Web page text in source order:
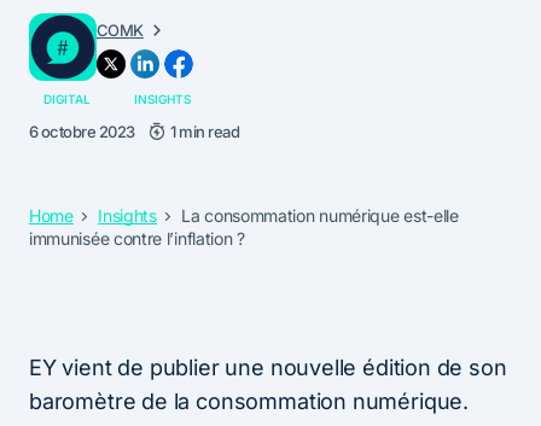
COMK
DIGITAL INSIGHTS
6 octobre 2023 1 min read
Home Insights
La consommation numérique est-elle
immunisée contre l’inflation ?
EY vient de publier une nouvelle édition de son
baromètre de la consommation numérique.